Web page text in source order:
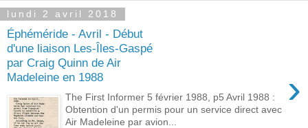
lundi 2 avril 2018
Éphéméride - Avril - Début
d'une liaison Les-Îles-Gaspé
par Craig Quinn de Air
Madeleine en 1988
›
The First Informer 5 février 1988, p5 Avril 1988 :
Obtention d'un permis pour un service direct avec
Air Madeleine par avion...